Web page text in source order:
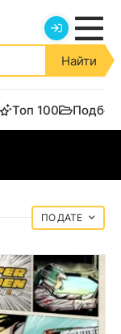
Найти
Топ 100
ДАТЕ